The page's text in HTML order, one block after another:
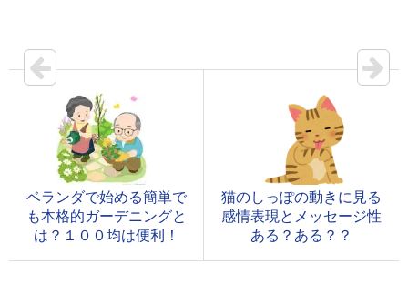
ベランダで始める簡単で
も本格的ガーデニングと
は？１００均は便利！
猫のしっぽの動きに見る
感情表現とメッセージ性
ある？ある？？